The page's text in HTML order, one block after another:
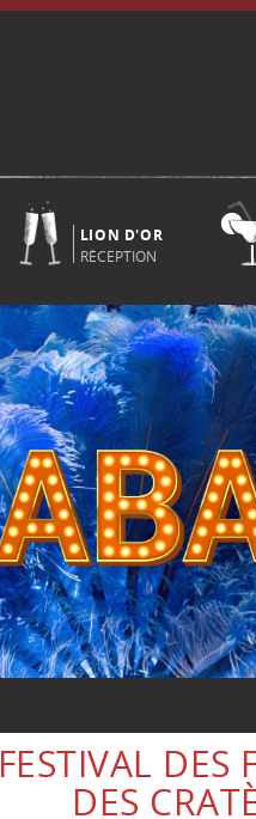
LION D'OR
RÉCEPTION
FESTIVAL DES
DES